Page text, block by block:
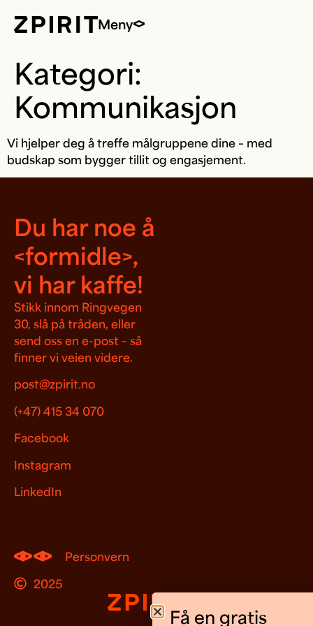
Meny
Kategori:
Kommunikasjon
Vi hjelper deg å treffe målgruppene dine – med
budskap som bygger tillit og engasjement.
Du har noe å
<formidle>,
vi har kaffe!
Stikk innom Ringvegen
30, slå på tråden, eller
send oss en e-post – så
finner vi veien videre.
post@zpirit.no
(+47) 415 34 070
Facebook
Instagram
LinkedIn
2025
Personvern
Få en gratis